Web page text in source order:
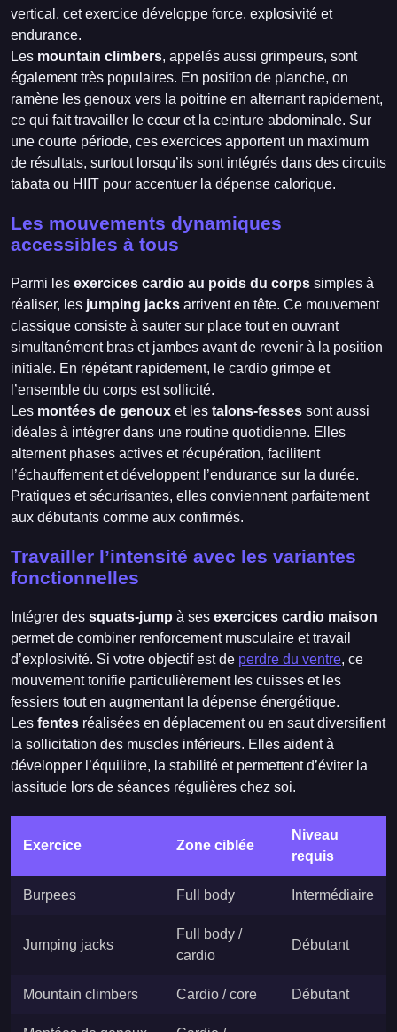
vertical, cet exercice développe force, explosivité et
endurance.
Les mountain climbers, appelés aussi grimpeurs, sont
également très populaires. En position de planche, on
ramène les genoux vers la poitrine en alternant rapidement,
ce qui fait travailler le cœur et la ceinture abdominale. Sur
une courte période, ces exercices apportent un maximum
de résultats, surtout lorsqu’ils sont intégrés dans des circuits
tabata ou HIIT pour accentuer la dépense calorique.
Les mouvements dynamiques
accessibles à tous
Parmi les exercices cardio au poids du corps simples à
réaliser, les jumping jacks arrivent en tête. Ce mouvement
classique consiste à sauter sur place tout en ouvrant
simultanément bras et jambes avant de revenir à la position
initiale. En répétant rapidement, le cardio grimpe et
l’ensemble du corps est sollicité.
Les montées de genoux et les talons-fesses sont aussi
idéales à intégrer dans une routine quotidienne. Elles
alternent phases actives et récupération, facilitent
l’échauffement et développent l’endurance sur la durée.
Pratiques et sécurisantes, elles conviennent parfaitement
aux débutants comme aux confirmés.
Travailler l’intensité avec les variantes
fonctionnelles
Intégrer des squats-jump à ses exercices cardio maison
permet de combiner renforcement musculaire et travail
d’explosivité. Si votre objectif est de perdre du ventre, ce
mouvement tonifie particulièrement les cuisses et les
fessiers tout en augmentant la dépense énergétique.
Les fentes réalisées en déplacement ou en saut diversifient
la sollicitation des muscles inférieurs. Elles aident à
développer l’équilibre, la stabilité et permettent d’éviter la
lassitude lors de séances régulières chez soi.
Exercice Zone ciblée
Niveau
requis
Burpees Full body Intermédiaire
Jumping jacks
Full body /
cardio
Débutant
Mountain climbers Cardio / core Débutant